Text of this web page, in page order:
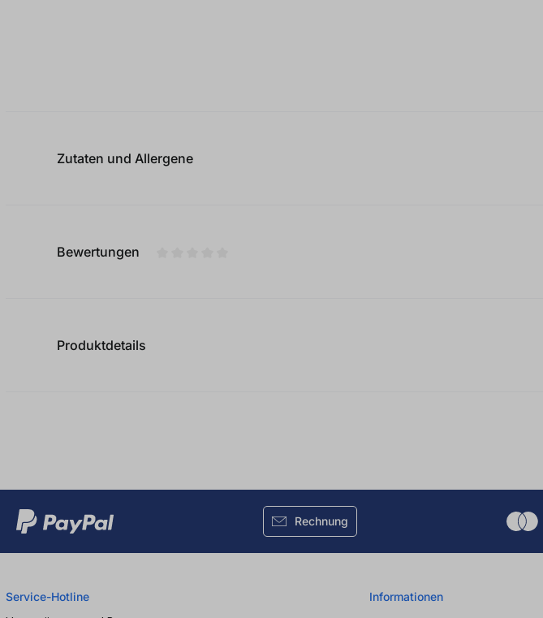
Zutaten und Allergene
Bewertungen
Produktdetails
Rechnung
Service-Hotline
Informationen